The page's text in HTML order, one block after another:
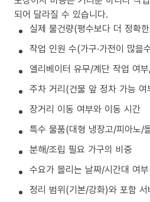
되어 달라질 수 있습니다.
실제 물건량(평수보다 더 정확
작업 인원 수(가구·가전이 많을
엘리베이터 유무/계단 작업 여
주차 거리(건물 앞 정차 가능 여
장거리 이동 여부와 이동 시간
특수 물품(대형 냉장고/피아노/
분해/조립 필요 가구의 비중
수요가 몰리는 날짜/시간대 여
정리 범위(기본/강화)와 포함 서